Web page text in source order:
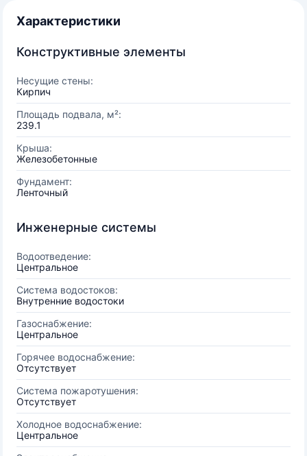
Характеристики
Конструктивные элементы
Несущие стены:
Кирпич
Площадь подвала, м²:
239.1
Крыша:
Железобетонные
Фундамент:
Ленточный
Инженерные системы
Водоотведение:
Центральное
Система водостоков:
Внутренние водостоки
Газоснабжение:
Центральное
Горячее водоснабжение:
Отсутствует
Система пожаротушения:
Отсутствует
Холодное водоснабжение:
Центральное